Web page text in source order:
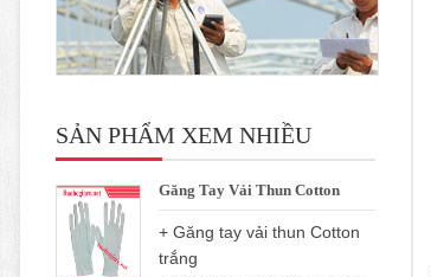
SẢN PHẨM XEM NHIỀU
Găng Tay Vải Thun Cotton
+ Găng tay vải thun Cotton
trắng